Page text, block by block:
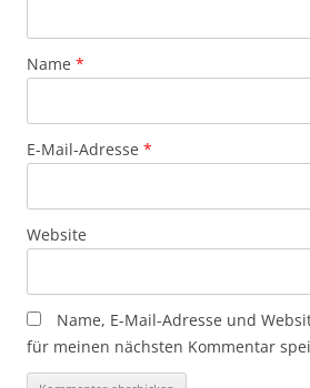
Name *
E-Mail-Adresse *
Website
Name, E-Mail-Adresse und
für meinen nächsten Kommentar